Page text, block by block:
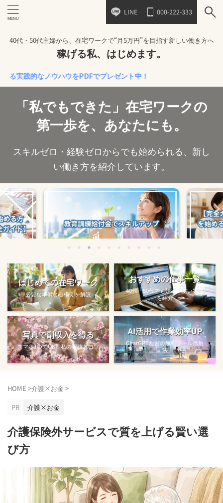
LINE 000-222-333
40代・50代主婦から、在宅ワークで“月5万円”を目指す新しい働き方へ
稼げる私、はじめます。
なノウハウをPDFでプレゼント中！
「私でもできた」在宅ワークの
第一歩を、あなたにも。
スキルゼロ・経験ゼロからでも始められる、新し
い働き方を紹介しています。
る方法
教育訓練給付金で賢くスキルアップする
方法【主婦でも使え...
【完全ガ
はじめての在宅ワーク
必要な準備と心構えを解説
おすすめの仕事一覧
40代・50代でも始めやすい案件
を紹介
写真で副収入を得る
スマホ1つでOK！私の実績とコツ
AI活用で作業効率UP
ChatGPTなどの無料ツール活用
法
HOME >介護×お金 >
PR
介護×お金
介護保険外サービスで質を上げる賢い選
び方